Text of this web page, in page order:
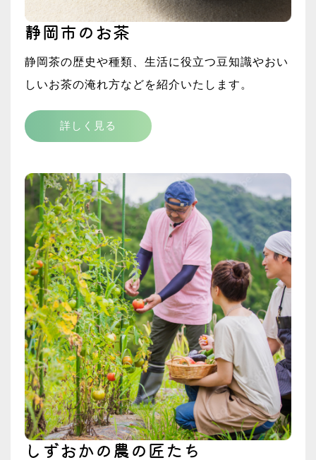
静岡市のお茶
静岡茶の歴史や種類、生活に役立つ豆知識やおい
しいお茶の淹れ方などを紹介いたします。
詳しく見る
しずおかの農の匠たち